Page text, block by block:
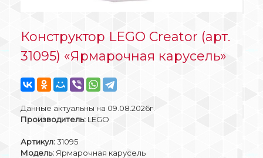
Конструктор LEGO Creator (арт.
31095) «Ярмарочная карусель»
Данные актуальны на 09.08.2026г.
Производитель: LEGO
Артикул:31095
Модель: Ярмарочная карусель